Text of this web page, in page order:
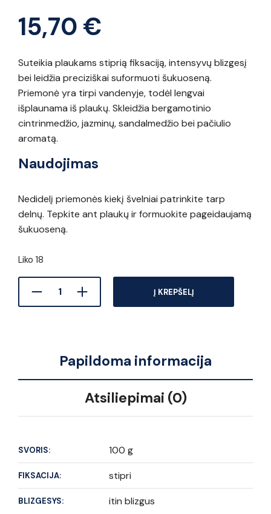
15,70 €
Suteikia plaukams stiprią fiksaciją, intensyvų blizgesį
bei leidžia preciziškai suformuoti šukuoseną.
Priemonė yra tirpi vandenyje, todėl lengvai
išplaunama iš plaukų. Skleidžia bergamotinio
cintrinmedžio, jazminų, sandalmedžio bei pačiulio
aromatą.
Naudojimas
Nedidelį priemonės kiekį švelniai patrinkite tarp
delnų. Tepkite ant plaukų ir formuokite pageidaujamą
šukuoseną.
Liko 18
Į KREPŠELĮ
Papildoma informacija
Atsiliepimai (0)
SVORIS: 100 g
FIKSACIJA: stipri
BLIZGESYS: itin blizgus